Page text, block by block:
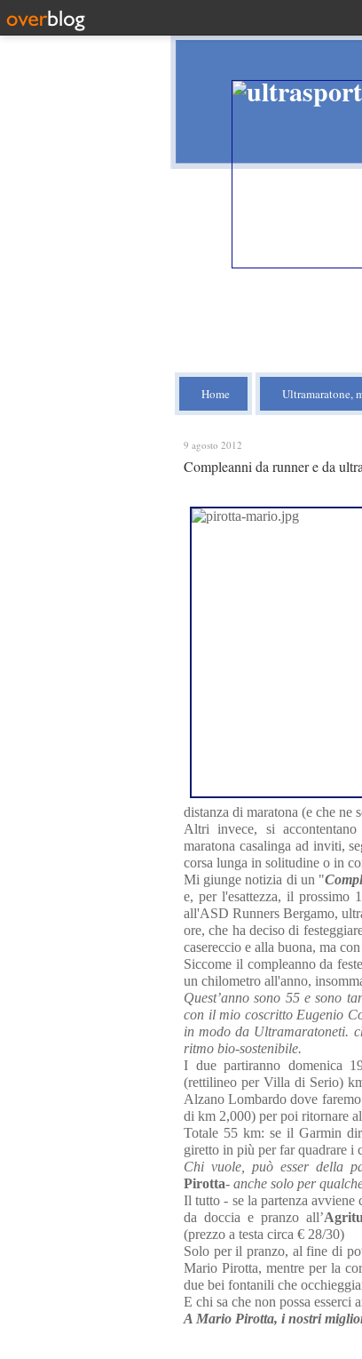
Home Ultramaratone,
9 agosto 2012
Compleanni da runner e da
distanza di maratona (e che ne
Altri invece, si
maratona casalinga ad inviti,
corsa lunga in solitudine o in
Mi giunge notizia di un "
e, per l'esattezza, il prossimo
all'ASD Runners Bergamo,
ore, che ha deciso di
casereccio e alla buona, ma
Siccome il compleanno da
un chilometro all'anno,
Quest’anno sono 55 e sono
con il mio coscritto Eugenio
in modo da Ultramaratoneti.
ritmo bio-sostenibile.
I due partiranno domenica
(rettilineo per Villa di Serio)
Alzano Lombardo dove
di km 2,000) per poi ritornare
Totale 55 km: se il Garmin
giretto in più per far quadrare i
Chi vuole, può esser della
Pirotta- anche solo per
Il tutto - se la partenza
da doccia e pranzo all’
(prezzo a testa circa € 28/30)
Solo per il pranzo, al fine di
Mario Pirotta, mentre per la
due bei fontanili che
E chi sa che non possa esserci
A Mario Pirotta, i nostri